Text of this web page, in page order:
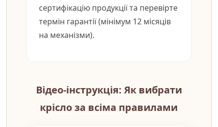
сертифікацію продукції та перевірте
термін гарантії (мінімум 12 місяців
на механізми).
Відео-інструкція: Як вибрати
крісло за всіма правилами